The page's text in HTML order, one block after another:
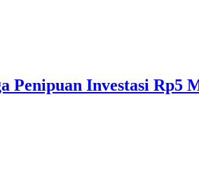
Penipuan Investasi